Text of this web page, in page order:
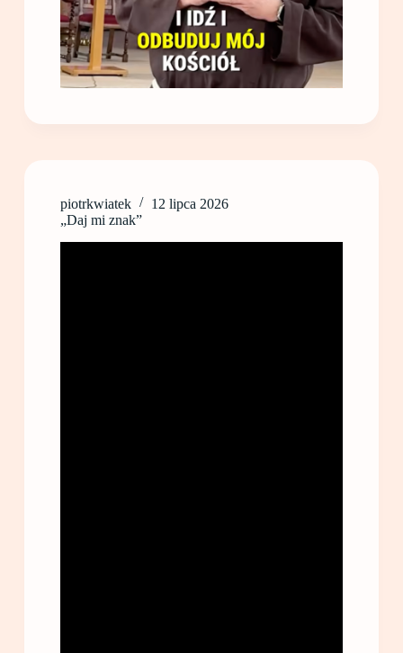
piotrkwiatek
12 lipca 2026
„Daj mi znak”